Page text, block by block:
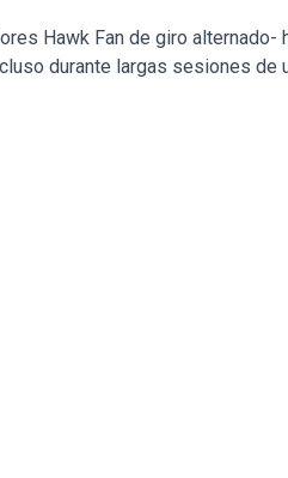
Hawk Fan de giro
durante largas sesiones